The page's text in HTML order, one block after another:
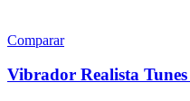
Comparar
Vibrador Realista